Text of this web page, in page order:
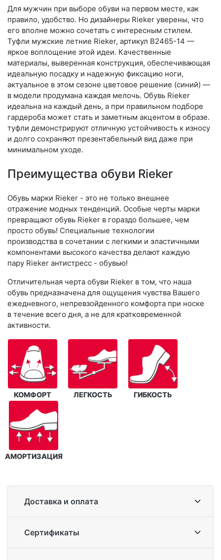
Для мужчин при выборе обуви на первом месте, как
правило, удобство. Но дизайнеры Rieker уверены, что
его вполне можно сочетать с интересным стилем.
Туфли мужские летние Rieker, артикул B2465-14 —
яркое воплощение этой идеи. Качественные
материалы, выверенная конструкция, обеспечивающая
идеальную посадку и надежную фиксацию ноги,
актуальное в этом сезоне цветовое решение (синий) —
в модели продумана каждая мелочь. Обувь Rieker
идеальна на каждый день, а при правильном подборе
гардероба может стать и заметным акцентом в образе.
туфли демонстрируют отличную устойчивость к износу
и долго сохраняют презентабельный вид даже при
минимальном уходе.
Преимущества обуви Rieker
Обувь марки Rieker - это не только внешнее
отражение модных тенденций. Особые черты марки
превращают обувь Rieker в гораздо большее, чем
просто обувь! Специальные технологии
производства в сочетании с легкими и эластичными
компонентами высокого качества делают каждую
пару Rieker антистресс - обувью!
Отличительная черта обуви Rieker в том, что наша
обувь предназначена для ощущения чувства Вашего
ежедневного, непревзойденного комфорта при носке
в течение всего дня, а не для кратковременной
активности.
КОМФОРТ ЛЕГКОСТЬ ГИБКОСТЬ
АМОРТИЗАЦИЯ
Доставка и оплата
Сертификаты